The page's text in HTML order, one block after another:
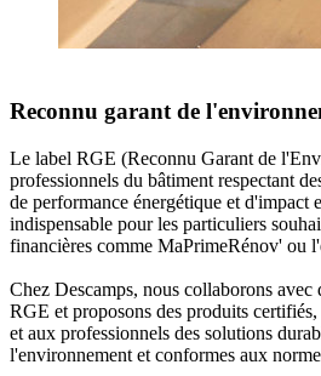
Reconnu garant de
Le label RGE (Reconnu Garant de
professionnels du bâtiment respectant
de performance énergétique et d'impact
indispensable pour les particuliers
financières comme MaPrimeRénov' ou
Chez Descamps, nous collaborons avec
RGE et proposons des produits certifiés
et aux professionnels des solutions
l'environnement et conformes aux